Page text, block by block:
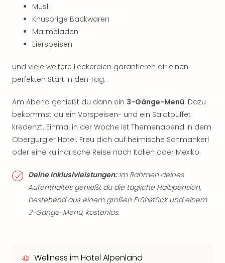
Müsli
Knusprige Backwaren
Marmeladen
Eierspeisen
und viele weitere Leckereien garantieren dir einen
perfekten Start in den Tag.
Am Abend genießt du dann ein 3-Gänge-Menü. Dazu
bekommst du ein Vorspeisen- und ein Salatbuffet
kredenzt. Einmal in der Woche ist Themenabend in dem
Obergurgler Hotel. Freu dich auf heimische Schmankerl
oder eine kulinarische Reise nach Italien oder Mexiko.
Deine Inklusivleistungen:Im Rahmen deines
Aufenthaltes genießt du die tägliche Halbpension,
bestehend aus einem großen Frühstück und einem
3-Gänge-Menü, kostenlos.
Wellness im Hotel Alpenland